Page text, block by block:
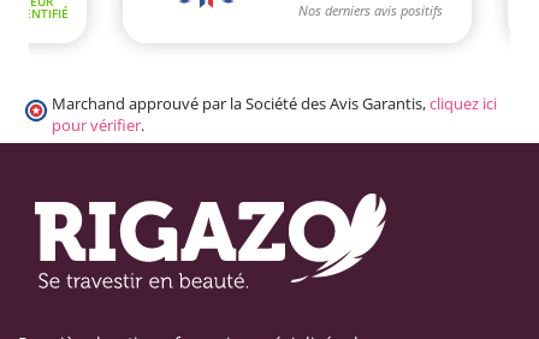
Marchand approuvé par la Société des Avis Garantis,cliquez ici
pour vérifier.